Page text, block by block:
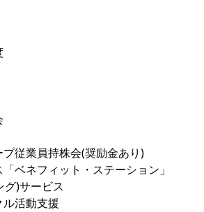
従業員持株会(奨励金あり)
ベネフィット・ステーション」
)サービス
活動支援